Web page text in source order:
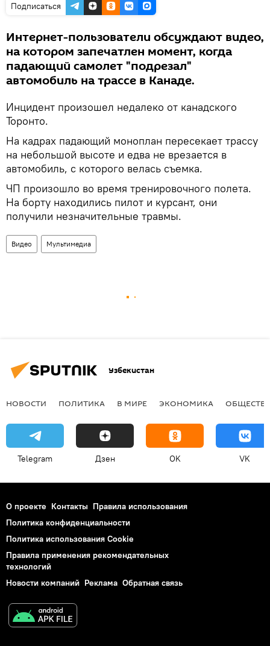
Подписаться
Интернет-пользователи обсуждают видео,
на котором запечатлен момент, когда
падающий самолет "подрезал"
автомобиль на трассе в Канаде.
Инцидент произошел недалеко от канадского
Торонто.
На кадрах падающий моноплан пересекает трассу
на небольшой высоте и едва не врезается в
автомобиль, с которого велась съемка.
ЧП произошло во время тренировочного полета.
На борту находились пилот и курсант, они
получили незначительные травмы.
Видео Мультимедиа
Узбекистан
НОВОСТИ ПОЛИТИКА В МИРЕ ЭКОНОМИКА
Telegram Дзен OK VK
О проекте Контакты Правила использования
Политика конфиденциальности
Политика использования Cookie
Правила применения рекомендательных
технологий
Новости компаний Реклама Обратная связь